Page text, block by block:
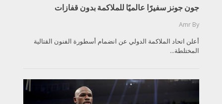
جون جونز سفيرًا عالميًا للملاكمة بدون قفازات
By
Amr
أعلن اتحاد الملاكمة الدولي عن انضمام أسطورة الفنون القتالية
المختلطة...